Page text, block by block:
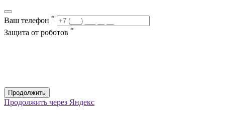
Ваш телефон *
Защита от роботов *
Продолжить
Продолжить через Яндекс